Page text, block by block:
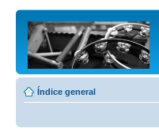
Índice general